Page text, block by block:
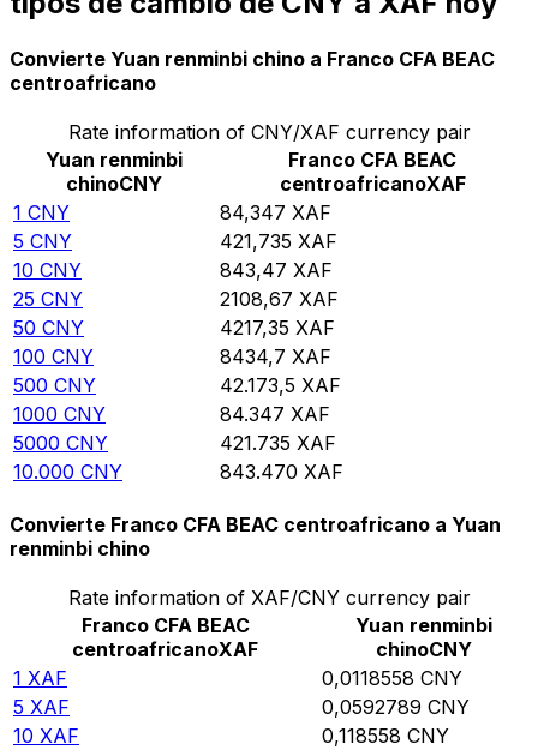
Convierte Yuan renminbi chino a Franco CFA BEAC
centroafricano
Rate information of CNY/XAF currency pair
Yuan renminbi
chinoCNY
Franco CFA BEAC
centroafricanoXAF
1 CNY 84,347 XAF
5 CNY 421,735 XAF
10 CNY 843,47 XAF
25 CNY 2108,67 XAF
50 CNY 4217,35 XAF
100 CNY 8434,7 XAF
500 CNY 42.173,5 XAF
1000 CNY 84.347 XAF
5000 CNY 421.735 XAF
10.000 CNY 843.470 XAF
Convierte Franco CFA BEAC centroafricano a Yuan
renminbi chino
Rate information of XAF/CNY currency pair
Franco CFA BEAC
centroafricanoXAF
Yuan renminbi
chinoCNY
1 XAF 0,0118558 CNY
5 XAF 0,0592789 CNY
10 XAF 0,118558 CNY